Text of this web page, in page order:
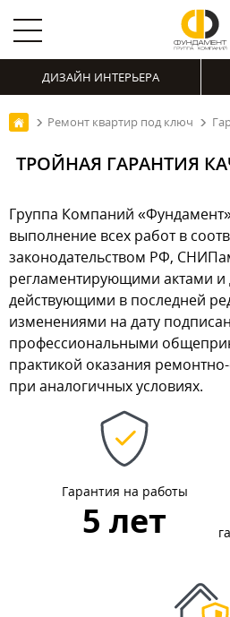
ДИЗАЙН ИНТЕРЬЕРА
Ремонт квартир под ключ
ТРОЙНАЯ ГАРАНТИЯ
Группа Компаний
выполнение всех работ в
законодательством РФ,
регламентирующими актами и
действующими в последней
изменениями на дату
профессиональными
практикой оказания
при аналогичных условиях.
Гарантия на работы
5 лет